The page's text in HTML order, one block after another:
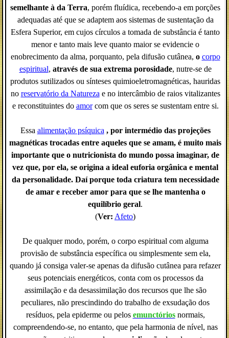
semelhante à da Terra, porém fluídica, recebendo-a em porções
adequadas até que se adaptem aos sistemas de sustentação da
Esfera Superior, em cujos círculos a tomada de substância é tanto
menor e tanto mais leve quanto maior se evidencie o
enobrecimento da alma, porquanto, pela difusão cutânea, o corpo
espiritual, através de sua extrema porosidade, nutre-se de
produtos sutilizados ou sínteses quimioeletromagnéticas, hauridas
no reservatório da Natureza e no intercâmbio de raios vitalizantes
e reconstituintes do amorcom que os seres se sustentam entre si.
Essa alimentação psíquica , por intermédio das projeções
magnéticas trocadas entre aqueles que se amam, é muito mais
importante que o nutricionista do mundo possa imaginar, de
vez que, por ela, se origina a ideal euforia orgânica e mental
da personalidade. Daí porque toda criatura tem necessidade
de amar e receber amor para que se lhe mantenha o
equilíbrio geral.
(Ver: Afeto)
De qualquer modo, porém, o corpo espiritual com alguma
provisão de substância específica ou simplesmente sem ela,
quando já consiga valer-se apenas da difusão cutânea para refazer
seus potenciais energéticos, conta com os processos da
assimilação e da desassimilação dos recursos que lhe são
peculiares, não prescindindo do trabalho de exsudação dos
resíduos, pela epiderme ou pelos emunctóriosnormais,
compreendendo-se, no entanto, que pela harmonia de nível, nas